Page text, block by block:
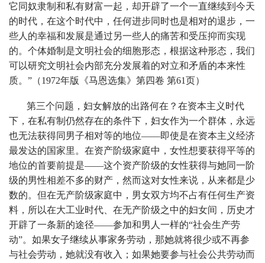
它同奴隶制和私有财富一起，却开辟了一个一直继续到今天
的时代，在这个时代中，任何进步同时也是相对的退步，一
些人的幸福和发展是通过另一些人的痛苦和受压抑而实现
的。个体婚制是文明社会的细胞形态，根据这种形态，我们
可以研究文明社会内部充分发展着的对立和矛盾的本来性
质。”（1972年版《马恩选集》第四卷 第61页）
第三个问题，妇女解放的出路何在？在资本主义时代
下，在私有制仍然存在的条件下，妇女作为一个群体，永远
也无法获得同男子相对等的地位——即使是在资本主义经济
最发达的国家里。在资产阶级家庭中，女性想要获得平等的
地位的首要前提是——这个资产阶级的女性获得与她同一阶
级的男性相差不多的财产，然而这对女性来说，从来都是少
数的。但在无产阶级家庭中，男女双方均不占有任何生产资
料，所以在大工业时代、在无产阶级之中的妇女间，历史才
开辟了一条新的途径——参加和男人一样的“社会生产劳
动”。如果女子继续从事家务劳动，那她就将很少或不再参
与社会劳动，她就没有收入；如果她要参与社会公共劳动而